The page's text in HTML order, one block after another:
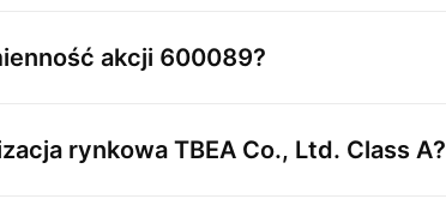
akcji 600089?
rynkowa TBEA Co., Ltd. Class A?